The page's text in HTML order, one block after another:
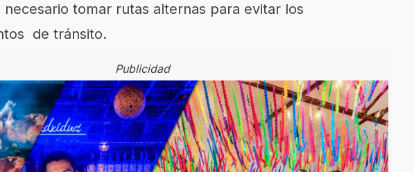
necesario tomar rutas alternas para evitar los
de tránsito.
Publicidad